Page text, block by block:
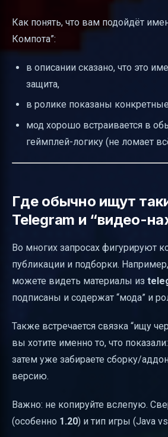
Как понять, что вам подойдёт
Компота”:
в описании сказано, что это
защита,
в ролике показаны
мод хорошо встраивается в
геймплей-логику (не ломает
Где обычно ищут
Telegram и “видео-
Во многих запросах фигурируют
публикации и подборки.
можете видеть материалы из
подписаны и содержат “мода” и
Также встречается связка “ищу
вы хотите именно то, что
затем уже забираете сборку/
версию.
Важно: не копируйте вслепую.
(особенно 1.20) и тип игры (Java